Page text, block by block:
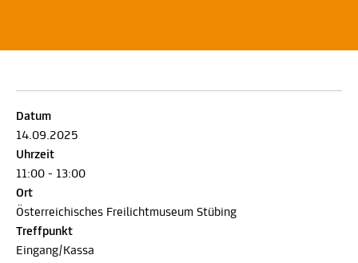
Datum
14.09.2025
Uhrzeit
11:00 - 13:00
Ort
Österreichisches Freilichtmuseum Stübing
Treffpunkt
Eingang/Kassa